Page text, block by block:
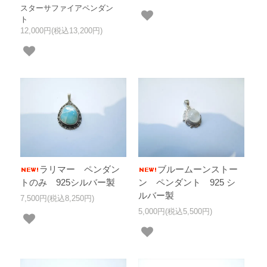
スターサファイアペンダン
ト
12,000円(税込13,200円)
ラリマー ペンダン
トのみ 925シルバー製
7,500円(税込8,250円)
ブルームーンストー
ン ペンダント 925 シ
ルバー製
5,000円(税込5,500円)